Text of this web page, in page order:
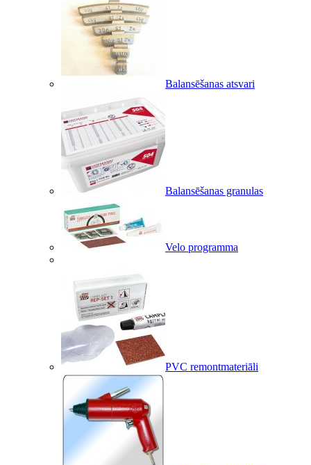
Balansēšanas atsvari
Balansēšanas granulas
Velo programma
PVC remontmateriāli